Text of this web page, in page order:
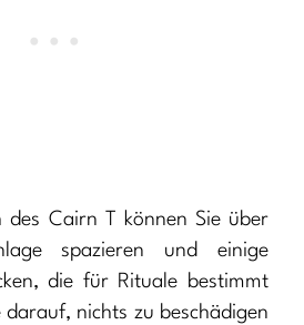
des Cairn T können Sie über
spazieren und einige
die für Rituale bestimmt
nichts zu beschädigen